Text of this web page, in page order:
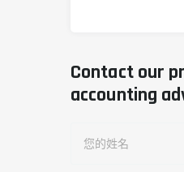
Contact our
accounting